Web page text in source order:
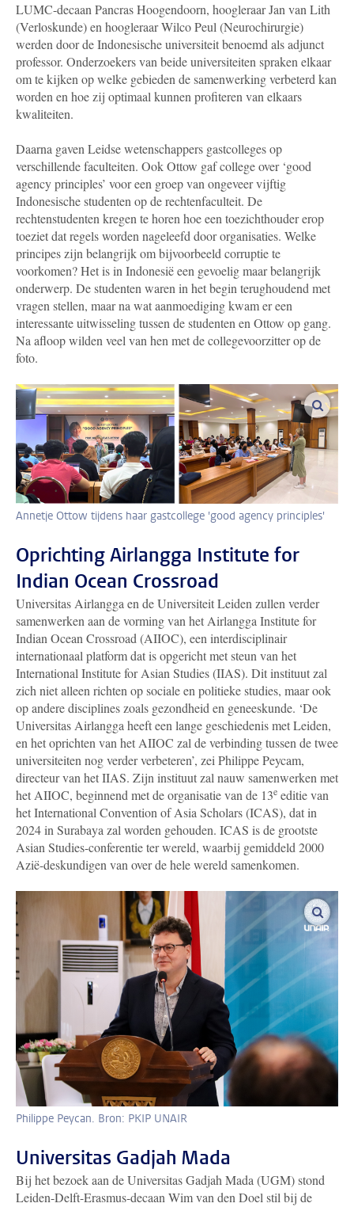
LUMC-decaan Pancras Hoogendoorn, hoogleraar Jan van Lith
(Verloskunde) en hoogleraar Wilco Peul (Neurochirurgie)
werden door de Indonesische universiteit benoemd als adjunct
professor. Onderzoekers van beide universiteiten spraken elkaar
om te kijken op welke gebieden de samenwerking verbeterd kan
worden en hoe zij optimaal kunnen profiteren van elkaars
kwaliteiten.
Daarna gaven Leidse wetenschappers gastcolleges op
verschillende faculteiten. Ook Ottow gaf college over ‘good
agency principles’ voor een groep van ongeveer vijftig
Indonesische studenten op de rechtenfaculteit. De
rechtenstudenten kregen te horen hoe een toezichthouder erop
toeziet dat regels worden nageleefd door organisaties. Welke
principes zijn belangrijk om bijvoorbeeld corruptie te
voorkomen? Het is in Indonesië een gevoelig maar belangrijk
onderwerp. De studenten waren in het begin terughoudend met
vragen stellen, maar na wat aanmoediging kwam er een
interessante uitwisseling tussen de studenten en Ottow op gang.
Na afloop wilden veel van hen met de collegevoorzitter op de
foto.
Annetje Ottow tijdens haar gastcollege 'good agency principles'
Oprichting Airlangga Institute for
Indian Ocean Crossroad
Universitas Airlangga en de Universiteit Leiden zullen verder
samenwerken aan de vorming van het Airlangga Institute for
Indian Ocean Crossroad (AIIOC), een interdisciplinair
internationaal platform dat is opgericht met steun van het
International Institute for Asian Studies (IIAS). Dit instituut zal
zich niet alleen richten op sociale en politieke studies, maar ook
op andere disciplines zoals gezondheid en geneeskunde. ‘De
Universitas Airlangga heeft een lange geschiedenis met Leiden,
en het oprichten van het AIIOC zal de verbinding tussen de twee
universiteiten nog verder verbeteren’, zei Philippe Peycam,
directeur van het IIAS. Zijn instituut zal nauw samenwerken met
het AIIOC, beginnend met de organisatie van de 13e editie van
het International Convention of Asia Scholars (ICAS), dat in
2024 in Surabaya zal worden gehouden. ICAS is de grootste
Asian Studies-conferentie ter wereld, waarbij gemiddeld 2000
Azië-deskundigen van over de hele wereld samenkomen.
Philippe Peycan. Bron: PKIP UNAIR
Universitas Gadjah Mada
Bij het bezoek aan de Universitas Gadjah Mada (UGM) stond
Leiden-Delft-Erasmus-decaan Wim van den Doel stil bij de